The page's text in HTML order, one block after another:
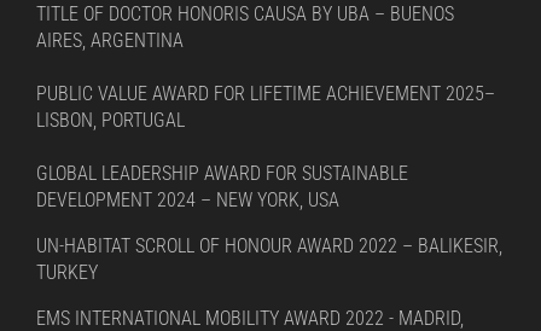
TITLE OF DOCTOR HONORIS CAUSA BY UBA – BUENOS
AIRES, ARGENTINA
PUBLIC VALUE AWARD FOR LIFETIME ACHIEVEMENT 2025–
LISBON, PORTUGAL
GLOBAL LEADERSHIP AWARD FOR SUSTAINABLE
DEVELOPMENT 2024 – NEW YORK, USA
UN-HABITAT SCROLL OF HONOUR AWARD 2022 – BALIKESIR,
TURKEY
EMS INTERNATIONAL MOBILITY AWARD 2022 - MADRID,